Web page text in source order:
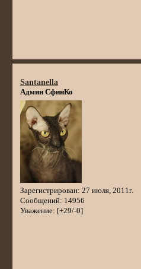
Santanella
Админ СфинКо
Зарегистрирован: 27 июля, 2011г.
Сообщений: 14956
Уважение: [+29/-0]